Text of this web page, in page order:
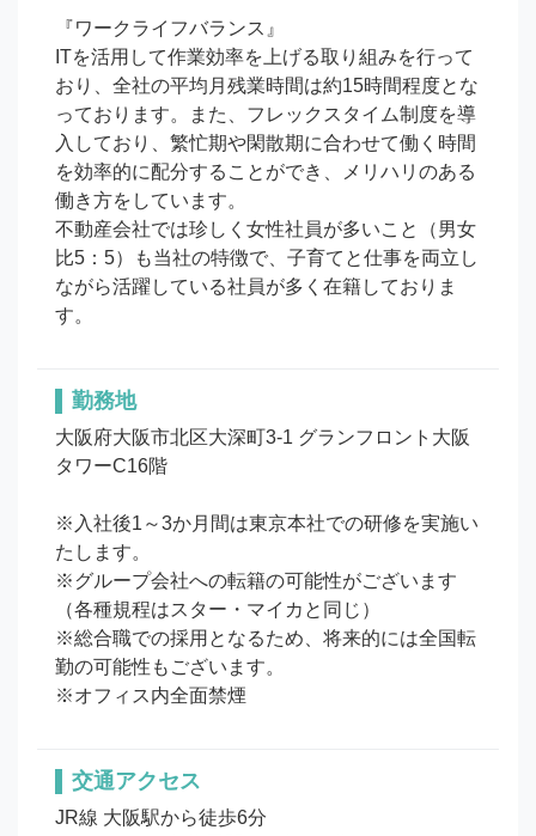
『ワークライフバランス』
ITを活用して作業効率を上げる取り組みを行って
おり、全社の平均月残業時間は約15時間程度とな
っております。また、フレックスタイム制度を導
入しており、繁忙期や閑散期に合わせて働く時間
を効率的に配分することができ、メリハリのある
働き方をしています。
不動産会社では珍しく女性社員が多いこと（男女
比5：5）も当社の特徴で、子育てと仕事を両立し
ながら活躍している社員が多く在籍しておりま
す。
勤務地
大阪府大阪市北区大深町3-1 グランフロント大阪
タワーC16階
※入社後1～3か月間は東京本社での研修を実施い
たします。
※グループ会社への転籍の可能性がございます
（各種規程はスター・マイカと同じ）
※総合職での採用となるため、将来的には全国転
勤の可能性もございます。
※オフィス内全面禁煙
交通アクセス
JR線 大阪駅から徒歩6分